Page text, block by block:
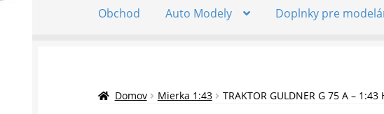
Obchod Auto Modely Doplnky pre
Domov Mierka 1:43 TRAKTOR GULDNER G 75 A – 1:43